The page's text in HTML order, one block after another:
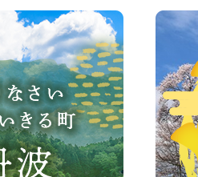
京
波
町
観